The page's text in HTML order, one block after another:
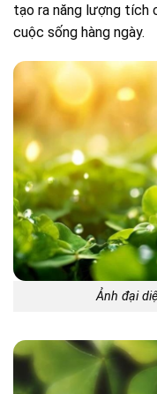
tạo ra năng lượng tích
cuộc sống hàng ngày.
Ảnh đại